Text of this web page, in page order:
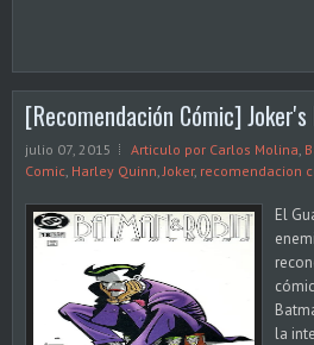
[Recomendación Cómic]
julio 07, 2015 Articulo por Carlos Molina
Comic Harley Quinn Joker, recomendacion
El
la